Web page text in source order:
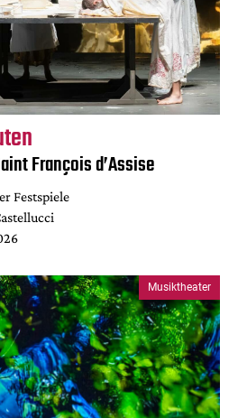
François d’Assise
Festspiele
Musiktheater